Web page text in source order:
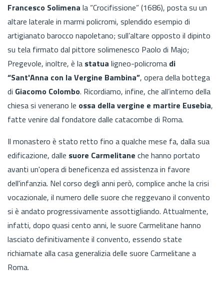
Francesco Solimena la “Crocifissione” (1686), posta su un
altare laterale in marmi policromi, splendido esempio di
artigianato barocco napoletano; sull’altare opposto il dipinto
su tela firmato dal pittore solimenesco Paolo di Majo;
Pregevole, inoltre, è la statua ligneo-policroma di
“Sant'Anna con la Vergine Bambina”, opera della bottega
di Giacomo Colombo. Ricordiamo, infine, che all’interno della
chiesa si venerano le ossa della vergine e martire Eusebia,
fatte venire dal fondatore dalle catacombe di Roma.
Il monastero è stato retto fino a qualche mese fa, dalla sua
edificazione, dalle suore Carmelitane che hanno portato
avanti un'opera di beneficenza ed assistenza in favore
dell'infanzia. Nel corso degli anni però, complice anche la crisi
vocazionale, il numero delle suore che reggevano il convento
si è andato progressivamente assottigliando. Attualmente,
infatti, dopo quasi cento anni, le suore Carmelitane hanno
lasciato definitivamente il convento, essendo state
richiamate alla casa generalizia delle suore Carmelitane a
Roma.